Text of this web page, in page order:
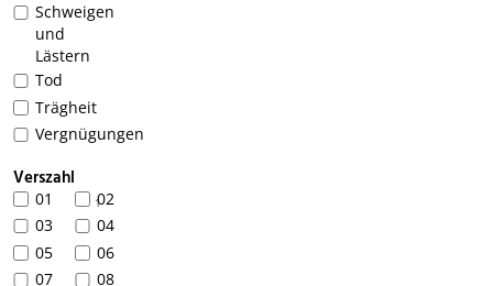
Schweigen
und
Lästern
Tod
Trägheit
Vergnügungen
Verszahl
01 102
03
04
05
06
07
08